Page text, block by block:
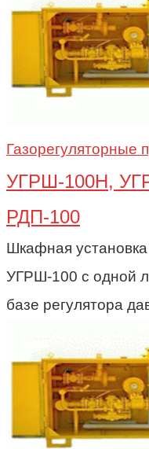
Газорегуляторные
УГРШ-100Н,
РДП-100
Шкафная установка
УГРШ-100 с одной
базе регулятора